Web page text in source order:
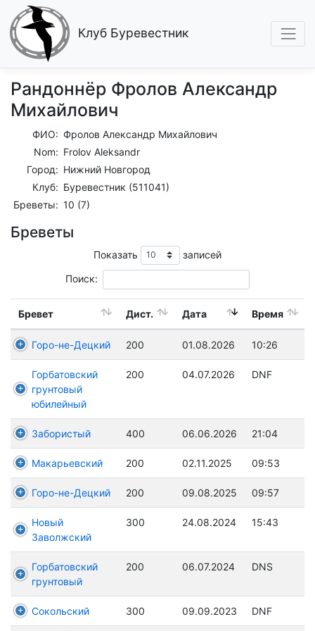
Клуб Буревестник
Рандоннёр Фролов Александр
Михайлович
ФИО: Фролов Александр Михайлович
Nom: Frolov Aleksandr
Город: Нижний Новгород
Клуб: Буревестник (511041)
Бреветы: 10 (7)
Бреветы
Показать записей
Поиск:
Бревет Дист. Дата Время
Горо-не-Децкий 200 01.08.2026 10:26
Горбатовский
грунтовый
юбилейный
200 04.07.2026 DNF
Забористый 400 06.06.2026 21:04
Макарьевский 200 02.11.2025 09:53
Горо-не-Децкий 200 09.08.2025 09:57
Новый
Заволжский
300 24.08.2024 15:43
Горбатовский
грунтовый
200 06.07.2024 DNS
Сокольский 300 09.09.2023 DNF